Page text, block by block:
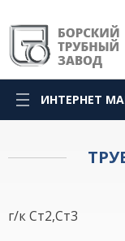
ИНТЕРНЕТ
г/к Ст2,Ст3